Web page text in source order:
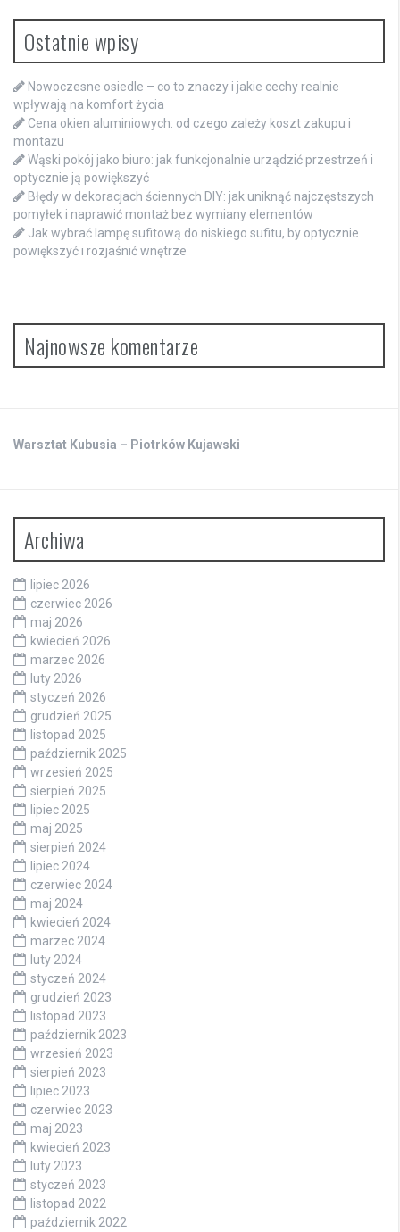
Ostatnie wpisy
Nowoczesne osiedle – co to znaczy i jakie cechy realnie
wpływają na komfort życia
Cena okien aluminiowych: od czego zależy koszt zakupu i
montażu
Wąski pokój jako biuro: jak funkcjonalnie urządzić przestrzeń i
optycznie ją powiększyć
Błędy w dekoracjach ściennych DIY: jak uniknąć najczęstszych
pomyłek i naprawić montaż bez wymiany elementów
Jak wybrać lampę sufitową do niskiego sufitu, by optycznie
powiększyć i rozjaśnić wnętrze
Najnowsze komentarze
Warsztat Kubusia – Piotrków Kujawski
Archiwa
lipiec 2026
czerwiec 2026
maj 2026
kwiecień 2026
marzec 2026
luty 2026
styczeń 2026
grudzień 2025
listopad 2025
październik 2025
wrzesień 2025
sierpień 2025
lipiec 2025
maj 2025
sierpień 2024
lipiec 2024
czerwiec 2024
maj 2024
kwiecień 2024
marzec 2024
luty 2024
styczeń 2024
grudzień 2023
listopad 2023
październik 2023
wrzesień 2023
sierpień 2023
lipiec 2023
czerwiec 2023
maj 2023
kwiecień 2023
luty 2023
styczeń 2023
listopad 2022
październik 2022